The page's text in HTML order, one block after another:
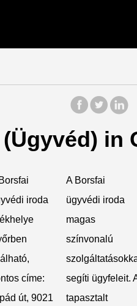
in
iroda
címe:
út, 9021
A Borsfai
ügyvédi iroda
magas
színvonalú
segíti ügyfeleit.
tapasztalt